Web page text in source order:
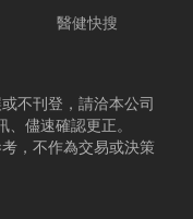
醫健快搜
不刊登，請洽本公司
、儘速確認更正。
，不作為交易或決策